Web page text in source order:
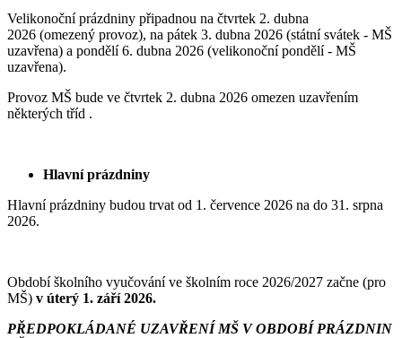
Velikonoční prázdniny připadnou na čtvrtek 2. dubna
2026 (omezený provoz), na pátek 3. dubna 2026 (státní svátek - MŠ
uzavřena) a pondělí 6. dubna 2026 (velikonoční pondělí - MŠ
uzavřena).
Provoz MŠ bude ve čtvrtek 2. dubna 2026 omezen uzavřením
některých tříd .
Hlavní prázdniny
Hlavní prázdniny budou trvat od 1. července 2026 na do 31. srpna
2026.
Období školního vyučování ve školním roce 2026/2027 začne (pro
MŠ) v úterý 1. září 2026.
PŘEDPOKLÁDANÉ UZAVŘENÍ MŠ V OBDOBÍ PRÁZDNIN